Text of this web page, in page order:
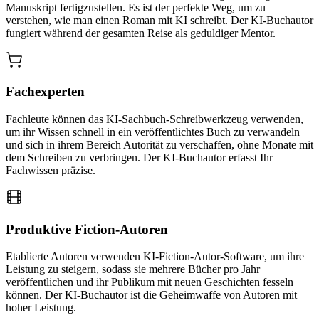
Manuskript fertigzustellen. Es ist der perfekte Weg, um zu
verstehen, wie man einen Roman mit KI schreibt. Der KI-Buchautor
fungiert während der gesamten Reise als geduldiger Mentor.
Fachexperten
Fachleute können das KI-Sachbuch-Schreibwerkzeug verwenden,
um ihr Wissen schnell in ein veröffentlichtes Buch zu verwandeln
und sich in ihrem Bereich Autorität zu verschaffen, ohne Monate mit
dem Schreiben zu verbringen. Der KI-Buchautor erfasst Ihr
Fachwissen präzise.
Produktive Fiction-Autoren
Etablierte Autoren verwenden KI-Fiction-Autor-Software, um ihre
Leistung zu steigern, sodass sie mehrere Bücher pro Jahr
veröffentlichen und ihr Publikum mit neuen Geschichten fesseln
können. Der KI-Buchautor ist die Geheimwaffe von Autoren mit
hoher Leistung.